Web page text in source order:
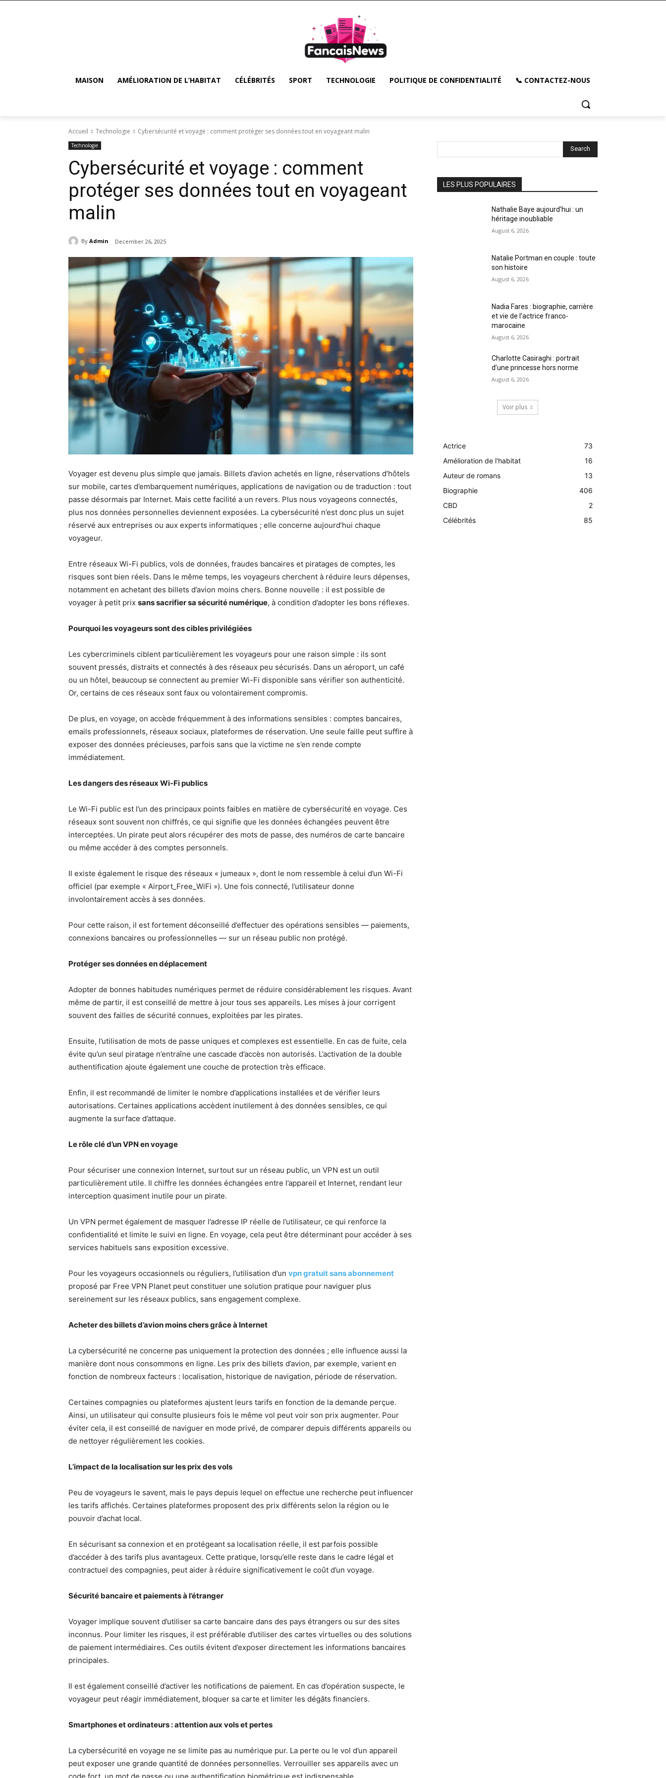
MAISON AMÉLIORATION DE L’HABITAT CÉLÉBRITÉS SPORT TECHNOLOGIE POLITIQUE DE CONFIDENTIALITÉ 📞 CONTACTEZ-NOUS
Accueil Technologie Cybersécurité et voyage : comment protéger ses données tout en voyageant malin
Technologie
Cybersécurité et voyage : comment
protéger ses données tout en voyageant
malin
By Admin December 26, 2025
Voyager est devenu plus simple que jamais. Billets d’avion achetés en ligne, réservations d’hôtels
sur mobile, cartes d’embarquement numériques, applications de navigation ou de traduction : tout
passe désormais par Internet. Mais cette facilité a un revers. Plus nous voyageons connectés,
plus nos données personnelles deviennent exposées. La cybersécurité n’est donc plus un sujet
réservé aux entreprises ou aux experts informatiques ; elle concerne aujourd’hui chaque
voyageur.
Entre réseaux Wi-Fi publics, vols de données, fraudes bancaires et piratages de comptes, les
risques sont bien réels. Dans le même temps, les voyageurs cherchent à réduire leurs dépenses,
notamment en achetant des billets d’avion moins chers. Bonne nouvelle : il est possible de
voyager à petit prix sans sacrifier sa sécurité numérique, à condition d’adopter les bons réflexes.
Pourquoi les voyageurs sont des cibles privilégiées
Les cybercriminels ciblent particulièrement les voyageurs pour une raison simple : ils sont
souvent pressés, distraits et connectés à des réseaux peu sécurisés. Dans un aéroport, un café
ou un hôtel, beaucoup se connectent au premier Wi-Fi disponible sans vérifier son authenticité.
Or, certains de ces réseaux sont faux ou volontairement compromis.
De plus, en voyage, on accède fréquemment à des informations sensibles : comptes bancaires,
emails professionnels, réseaux sociaux, plateformes de réservation. Une seule faille peut suffire à
exposer des données précieuses, parfois sans que la victime ne s’en rende compte
immédiatement.
Les dangers des réseaux Wi-Fi publics
Le Wi-Fi public est l’un des principaux points faibles en matière de cybersécurité en voyage. Ces
réseaux sont souvent non chiffrés, ce qui signifie que les données échangées peuvent être
interceptées. Un pirate peut alors récupérer des mots de passe, des numéros de carte bancaire
ou même accéder à des comptes personnels.
Il existe également le risque des réseaux « jumeaux », dont le nom ressemble à celui d’un Wi-Fi
officiel (par exemple « Airport_Free_WiFi »). Une fois connecté, l’utilisateur donne
involontairement accès à ses données.
Pour cette raison, il est fortement déconseillé d’effectuer des opérations sensibles — paiements,
connexions bancaires ou professionnelles — sur un réseau public non protégé.
Protéger ses données en déplacement
Adopter de bonnes habitudes numériques permet de réduire considérablement les risques. Avant
même de partir, il est conseillé de mettre à jour tous ses appareils. Les mises à jour corrigent
souvent des failles de sécurité connues, exploitées par les pirates.
Ensuite, l’utilisation de mots de passe uniques et complexes est essentielle. En cas de fuite, cela
évite qu’un seul piratage n’entraîne une cascade d’accès non autorisés. L’activation de la double
authentification ajoute également une couche de protection très efficace.
Enfin, il est recommandé de limiter le nombre d’applications installées et de vérifier leurs
autorisations. Certaines applications accèdent inutilement à des données sensibles, ce qui
augmente la surface d’attaque.
Le rôle clé d’un VPN en voyage
Pour sécuriser une connexion Internet, surtout sur un réseau public, un VPN est un outil
particulièrement utile. Il chiffre les données échangées entre l’appareil et Internet, rendant leur
interception quasiment inutile pour un pirate.
Un VPN permet également de masquer l’adresse IP réelle de l’utilisateur, ce qui renforce la
confidentialité et limite le suivi en ligne. En voyage, cela peut être déterminant pour accéder à ses
services habituels sans exposition excessive.
Pour les voyageurs occasionnels ou réguliers, l’utilisation d’un vpn gratuit sans abonnement
proposé par Free VPN Planet peut constituer une solution pratique pour naviguer plus
sereinement sur les réseaux publics, sans engagement complexe.
Acheter des billets d’avion moins chers grâce à Internet
La cybersécurité ne concerne pas uniquement la protection des données ; elle influence aussi la
manière dont nous consommons en ligne. Les prix des billets d’avion, par exemple, varient en
fonction de nombreux facteurs : localisation, historique de navigation, période de réservation.
Certaines compagnies ou plateformes ajustent leurs tarifs en fonction de la demande perçue.
Ainsi, un utilisateur qui consulte plusieurs fois le même vol peut voir son prix augmenter. Pour
éviter cela, il est conseillé de naviguer en mode privé, de comparer depuis différents appareils ou
de nettoyer régulièrement les cookies.
L’impact de la localisation sur les prix des vols
Peu de voyageurs le savent, mais le pays depuis lequel on effectue une recherche peut influencer
les tarifs affichés. Certaines plateformes proposent des prix différents selon la région ou le
pouvoir d’achat local.
En sécurisant sa connexion et en protégeant sa localisation réelle, il est parfois possible
d’accéder à des tarifs plus avantageux. Cette pratique, lorsqu’elle reste dans le cadre légal et
contractuel des compagnies, peut aider à réduire significativement le coût d’un voyage.
Sécurité bancaire et paiements à l’étranger
Voyager implique souvent d’utiliser sa carte bancaire dans des pays étrangers ou sur des sites
inconnus. Pour limiter les risques, il est préférable d’utiliser des cartes virtuelles ou des solutions
de paiement intermédiaires. Ces outils évitent d’exposer directement les informations bancaires
principales.
Il est également conseillé d’activer les notifications de paiement. En cas d’opération suspecte, le
voyageur peut réagir immédiatement, bloquer sa carte et limiter les dégâts financiers.
Smartphones et ordinateurs : attention aux vols et pertes
La cybersécurité en voyage ne se limite pas au numérique pur. La perte ou le vol d’un appareil
peut exposer une grande quantité de données personnelles. Verrouiller ses appareils avec un
code fort, un mot de passe ou une authentification biométrique est indispensable.
Search
LES PLUS POPULAIRES
Nathalie Baye aujourd’hui : un
héritage inoubliable
August 6, 2026
Natalie Portman en couple : toute
son histoire
August 6, 2026
Nadia Fares : biographie, carrière
et vie de l’actrice franco-
marocaine
August 6, 2026
Charlotte Casiraghi : portrait
d’une princesse hors norme
August 6, 2026
Voir plus
Actrice
73
Amélioration de l'habitat
16
Auteur de romans
13
Biographie
406
CBD
2
Célébrités
85